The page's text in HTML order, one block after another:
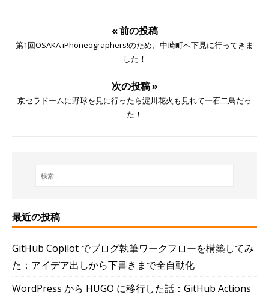
« 前の投稿
第1回OSAKA iPhoneographers!のため、中崎町へ下見に行ってきま
した！
次の投稿 »
京セラドームに野球を見に行ったら淀川花火も見れて一石二鳥だっ
た！
最近の投稿
GitHub Copilot でブログ執筆ワークフローを構築してみ
た：アイデア出しから下書きまで全自動化
WordPress から HUGO に移行した話：GitHub Actions